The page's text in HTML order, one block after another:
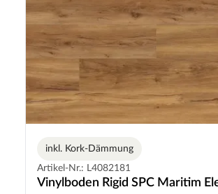
inkl. Kork-Dämmung
Artikel-Nr.: L4082181
Vinylboden Rigid SPC Maritim